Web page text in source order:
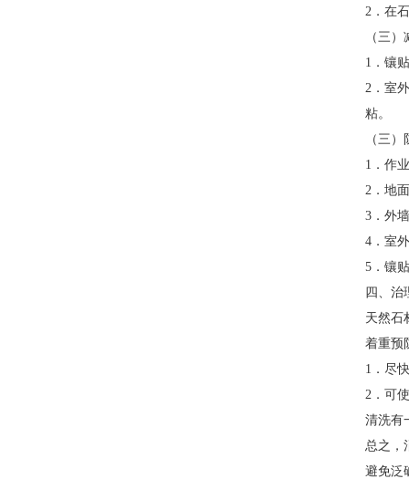
2．在
（三
1．镶
2．室
粘。
（三
1．作
2．地
3．外
4．室
5．镶
四、治
天然石
着重预
1．尽
2．可
清洗有
总之，
避免泛